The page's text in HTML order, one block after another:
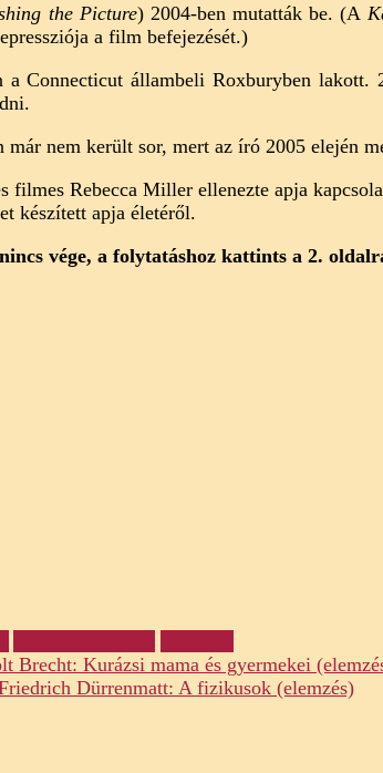
the Picture) 2004-ben mutatták be. (A
a film befejezését.)
a Connecticut állambeli Roxburyben lakott.
már nem került sor, mert az író 2005 elején
filmes Rebecca Miller ellenezte apja
készített apja életéről.
vége, a folytatáshoz kattints a 2.
Brecht: Kurázsi mama és gyermekei
Dürrenmatt: A fizikusok (elemzés)